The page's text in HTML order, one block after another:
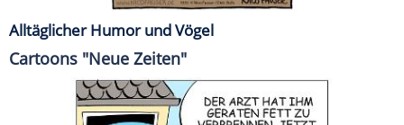
Alltäglicher Humor und Vögel
Cartoons "Neue Zeiten"